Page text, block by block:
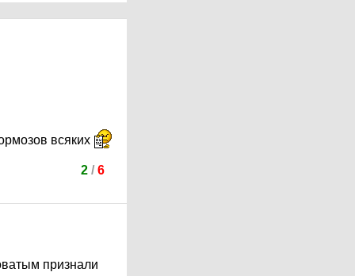
всяких
2/ 6
признали